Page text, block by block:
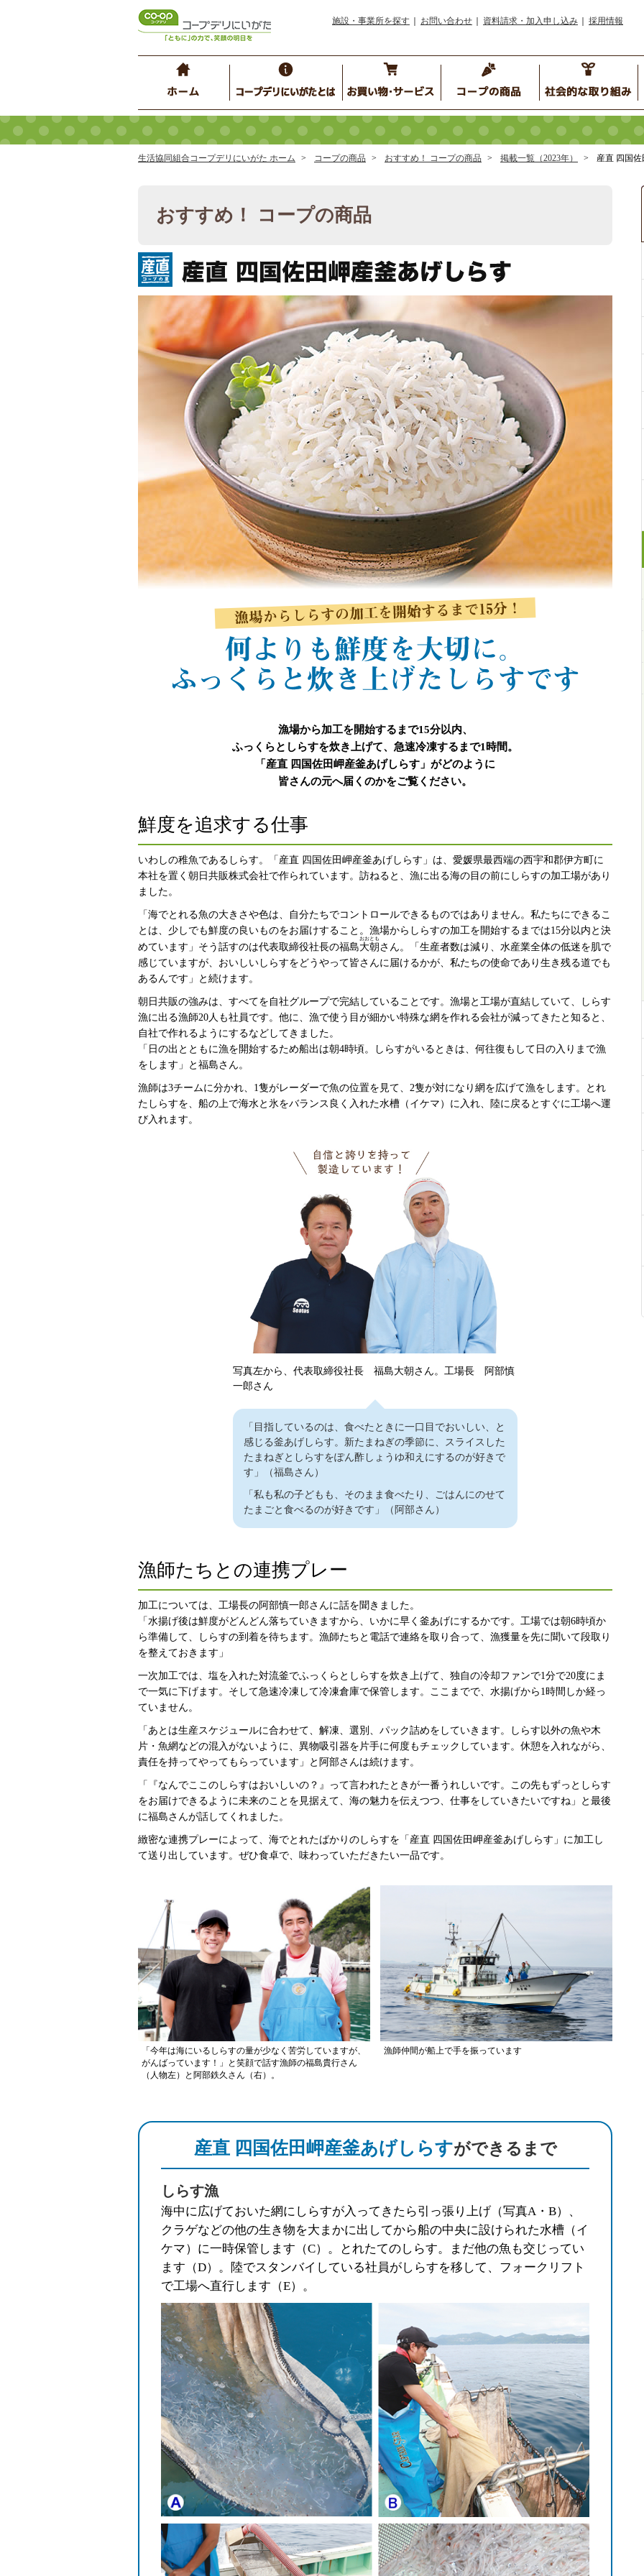
施設・事業所を探す お問い合わせ 資料請求・加入申し込み 採用情報
生活協同組合コープデリにいがた ホーム コープの商品 おすすめ！ コープの商品 掲載一覧（2023年） 産直 四国
おすすめ！ コープの商品
漁場から加工を開始するまで15分以内、
ふっくらとしらすを炊き上げて、急速冷凍するまで1時間。
「産直 四国佐田岬産釜あげしらす」がどのように
皆さんの元へ届くのかをご覧ください。
鮮度を追求する仕事
いわしの稚魚であるしらす。「産直 四国佐田岬産釜あげしらす」は、愛媛県最西端の西宇和郡伊方町に
本社を置く朝日共販株式会社で作られています。訪ねると、漁に出る海の目の前にしらすの加工場があり
ました。
「海でとれる魚の大きさや色は、自分たちでコントロールできるものではありません。私たちにできるこ
とは、少しでも鮮度の良いものをお届けすること。漁場からしらすの加工を開始するまでは15分以内と決
めています」そう話すのは代表取締役社長の福島大朝
おおとも
さん。「生産者数は減り、水産業全体の低迷を肌で
感じていますが、おいしいしらすをどうやって皆さんに届けるかが、私たちの使命であり生き残る道でも
あるんです」と続けます。
朝日共販の強みは、すべてを自社グループで完結していることです。漁場と工場が直結していて、しらす
漁に出る漁師20人も社員です。他に、漁で使う目が細かい特殊な網を作れる会社が減ってきたと知ると、
自社で作れるようにするなどしてきました。
「日の出とともに漁を開始するため船出は朝4時頃。しらすがいるときは、何往復もして日の入りまで漁
をします」と福島さん。
漁師は3チームに分かれ、1隻がレーダーで魚の位置を見て、2隻が対になり網を広げて漁をします。とれ
たしらすを、船の上で海水と氷をバランス良く入れた水槽（イケマ）に入れ、陸に戻るとすぐに工場へ運
び入れます。
写真左から、代表取締役社長 福島大朝さん。工場長 阿部慎
一郎さん
「目指しているのは、食べたときに一口目でおいしい、と
感じる釜あげしらす。新たまねぎの季節に、スライスした
たまねぎとしらすをぽん酢しょうゆ和えにするのが好きで
す」（福島さん）
「私も私の子どもも、そのまま食べたり、ごはんにのせて
たまごと食べるのが好きです」（阿部さん）
漁師たちとの連携プレー
加工については、工場長の阿部慎一郎さんに話を聞きました。
「水揚げ後は鮮度がどんどん落ちていきますから、いかに早く釜あげにするかです。工場では朝6時頃か
ら準備して、しらすの到着を待ちます。漁師たちと電話で連絡を取り合って、漁獲量を先に聞いて段取り
を整えておきます」
一次加工では、塩を入れた対流釜でふっくらとしらすを炊き上げて、独自の冷却ファンで1分で20度にま
で一気に下げます。そして急速冷凍して冷凍倉庫で保管します。ここまでで、水揚げから1時間しか経っ
ていません。
「あとは生産スケジュールに合わせて、解凍、選別、パック詰めをしていきます。しらす以外の魚や木
片・魚網などの混入がないように、異物吸引器を片手に何度もチェックしています。休憩を入れながら、
責任を持ってやってもらっています」と阿部さんは続けます。
「『なんでここのしらすはおいしいの？』って言われたときが一番うれしいです。この先もずっとしらす
をお届けできるように未来のことを見据えて、海の魅力を伝えつつ、仕事をしていきたいですね」と最後
に福島さんが話してくれました。
緻密な連携プレーによって、海でとれたばかりのしらすを「産直 四国佐田岬産釜あげしらす」に加工し
て送り出しています。ぜひ食卓で、味わっていただきたい一品です。
「今年は海にいるしらすの量が少なく苦労していますが、
がんばっています！」と笑顔で話す漁師の福島貴行さん
（人物左）と阿部鉄久さん（右）。
漁師仲間が船上で手を振っています
産直 四国佐田岬産釜あげしらすができるまで
しらす漁
海中に広げておいた網にしらすが入ってきたら引っ張り上げ（写真A・B）、
クラゲなどの他の生き物を大まかに出してから船の中央に設けられた水槽（イ
ケマ）に一時保管します（C）。とれたてのしらす。まだ他の魚も交じってい
ます（D）。陸でスタンバイしている社員がしらすを移して、フォークリフト
で工場へ直行します（E）。